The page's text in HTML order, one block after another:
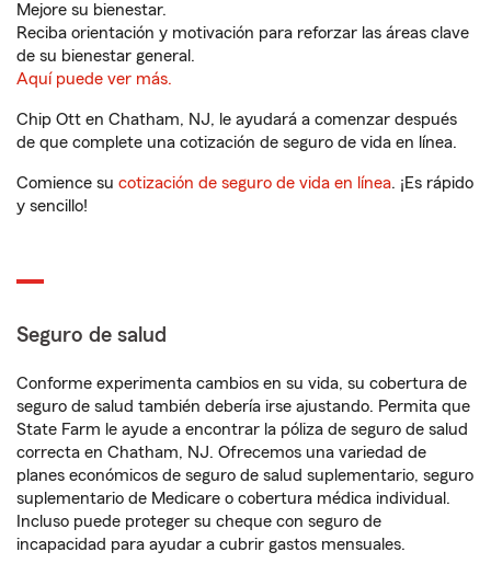
Mejore su bienestar.
Reciba orientación y motivación para reforzar las áreas clave
de su bienestar general.
Aquí puede ver más.
Chip Ott en Chatham, NJ, le ayudará a comenzar después
de que complete una cotización de seguro de vida en línea.
Comience su cotización de seguro de vida en línea. ¡Es rápido
y sencillo!
Seguro de salud
Conforme experimenta cambios en su vida, su cobertura de
seguro de salud también debería irse ajustando. Permita que
State Farm le ayude a encontrar la póliza de seguro de salud
correcta en Chatham, NJ. Ofrecemos una variedad de
planes económicos de seguro de salud suplementario, seguro
suplementario de Medicare o cobertura médica individual.
Incluso puede proteger su cheque con seguro de
incapacidad para ayudar a cubrir gastos mensuales.